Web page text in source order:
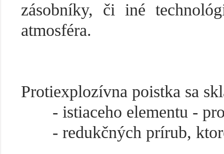
zásobníky, či iné
atmosféra.
Protiexplozívna poistka sa
- istiaceho elementu -
- redukčných prírub,